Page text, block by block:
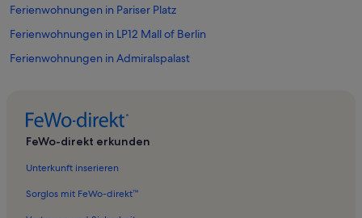
Ferienwohnungen in Pariser Platz
Ferienwohnungen in LP12 Mall of Berlin
Ferienwohnungen in Admiralspalast
Ferienwohnungen in Friedrichstraße
Ferienwohnungen in Holocaust-Mahnmal
FeWo-direkt erkunden
Unterkunft inserieren
Sorglos mit FeWo-direkt™